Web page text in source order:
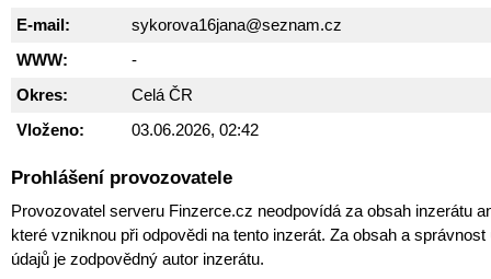
E-mail:
sykorova16jana@seznam.cz
WWW:
-
Okres:
Celá ČR
Vloženo:
03.06.2026, 02:42
Prohlášení provozovatele
Provozovatel serveru Finzerce.cz neodpovídá za obsah inzerátu
které vzniknou při odpovědi na tento inzerát. Za obsah a
údajů je zodpovědný autor inzerátu.